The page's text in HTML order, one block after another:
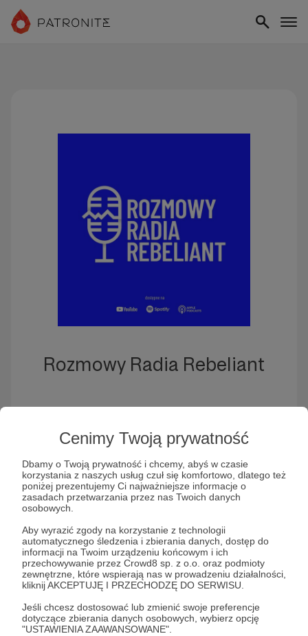
Cenimy Twoją prywatność
Dbamy o Twoją prywatność i chcemy, abyś w czasie
korzystania z naszych usług czuł się komfortowo, dlatego też
poniżej prezentujemy Ci najważniejsze informacje o
zasadach przetwarzania przez nas Twoich danych
osobowych.
Aby wyrazić zgody na korzystanie z technologii
automatycznego śledzenia i zbierania danych, dostęp do
informacji na Twoim urządzeniu końcowym i ich
przechowywanie przez Crowd8 sp. z o.o. oraz podmioty
zewnętrzne, które wspierają nas w prowadzeniu działalności,
kliknij AKCEPTUJĘ I PRZECHODZĘ DO SERWISU.
Jeśli chcesz dostosować lub zmienić swoje preferencje
dotyczące zbierania danych osobowych, wybierz opcję
"USTAWIENIA ZAAWANSOWANE".
Rozmowy Radia Rebeliant
Słuchaj Rozmowy Radia Rebeliant w aplikacji
Radio Rebeliant to społeczny projekt
internetowego radia, który koncentruje się na
polityce, opiniach ekspertów i bieżących
wydarzeniach społecznych. Jako inicjatywa